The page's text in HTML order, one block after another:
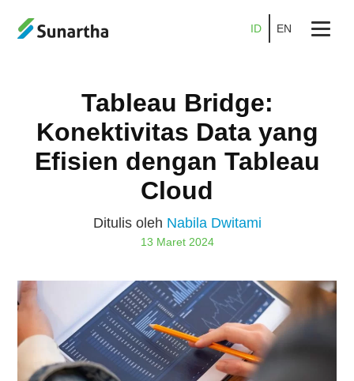
Produk
Karier
Kontak
ID EN
Tableau Bridge:
Konektivitas Data yang
Efisien dengan Tableau
Cloud
Ditulis oleh Nabila Dwitami
13 Maret 2024